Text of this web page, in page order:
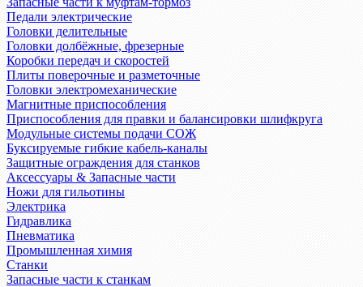
Педали электрические
Головки делительные
Головки долбёжные, фрезерные
Коробки передач и скоростей
Плиты поверочные и разметочные
Головки электромеханические
Магнитные приспособления
Приспособления для правки и балансировки шлифкруга
Модульные системы подачи СОЖ
Буксируемые гибкие кабель-каналы
Защитные ограждения для станков
Аксессуары & Запасные части
Ножи для гильотины
Электрика
Гидравлика
Пневматика
Промышленная химия
Станки
Запасные части к станкам